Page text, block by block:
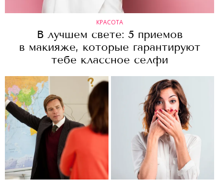
КРАСОТА
В лучшем свете: 5 приемов
в макияже, которые гарантируют
тебе классное селфи